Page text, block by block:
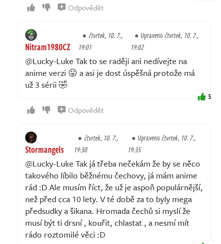
Odpovědět
Nitram1980CZ
čtvrtek, 10. 7.,
19:01
Upravenočtvrtek, 10. 7.,
19:02
@Lucky-Luke Tak to se raději ani nedívejte na
anime verzi 😛 a asi je dost úspěšná protože má
už 3 sérii 🤣
5
Odpovědět
Stormangels
čtvrtek, 10. 7.,
19:30
Upravenočtvrtek, 10. 7.,
19:35
@Lucky-Luke Tak já třeba nečekám že by se něco
takového líbilo běžnému čechovy, já mám anime
rád :D Ale musím říct, že už je aspoň populárnější,
než před cca 10 lety. V té době za to byly mega
předsudky a šikana. Hromada čechů si myslí že
musí být ti drsní , kouřit, chlastat , a nesmí mít
rádo roztomilé věci :D